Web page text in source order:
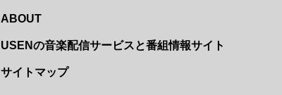
ABOUT
USENの音楽配信サービスと番組情報サイト
サイトマップ